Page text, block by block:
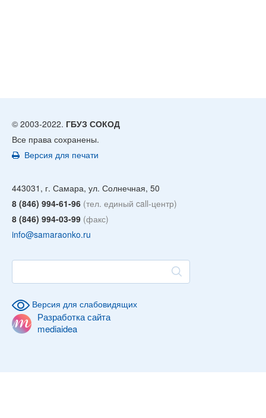
© 2003-2022. ГБУЗ СОКОД
Все права сохранены.
Версия для печати
443031, г. Самара, ул. Солнечная, 50
8 (846) 994-61-96 (тел. единый call-центр)
8 (846) 994-03-99 (факс)
info@samaraonko.ru
Версия для слабовидящих
Разработка сайта
mediaidea